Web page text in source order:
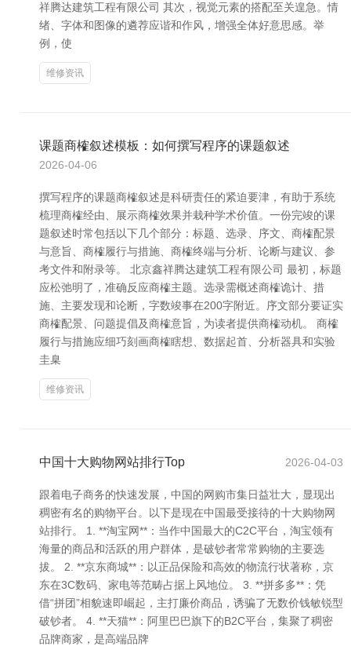
祥腾达建筑工程有限公司 其次，视觉元素的搭配至关遑急。情
绪、字体和图像的遴荐应谐和作风，增强全体好意思感。举
例，使
维修资讯
课题商榷叙述模板：如何撰写程序的课题叙述
2026-04-06
撰写程序的课题商榷叙述是科研责任的紧迫要津，有助于系统
梳理商榷经由、展示商榷效果并栽种学术价值。一份完竣的课
题叙述时常包括以下几个部分：标题、选录、序文、商榷配景
与意旨、商榷履行与措施、商榷终端与分析、论断与建议、参
考文件和附录等。 北京鑫祥腾达建筑工程有限公司 最初，标题
应松弛明了，准确反应商榷主题。选录需概述商榷诡计、措
施、主要发现和论断，字数竣事在200字附近。序文部分要证实
商榷配景、问题提倡及商榷意旨，为读者提供商榷动机。 商榷
履行与措施应细巧刻画商榷瞎想、数据起首、分析器具和实验
圭臬
维修资讯
中国十大购物网站排行Top 2026-04-03
跟着电子商务的快速发展，中国的网购市集日益壮大，显现出
稠密有名的购物平台。以下是现在中国最受接待的十大购物网
站排行。 1. **淘宝网**：当作中国最大的C2C平台，淘宝领有
海量的商品和活跃的用户群体，是破钞者常常购物的主要选
拔。 2. **京东商城**：以正品保险和高效的物流行状著称，京
东在3C数码、家电等范畴占据上风地位。 3. **拼多多**：凭
借“拼团”相貌速即崛起，主打廉价商品，诱骗了无数价钱敏锐型
破钞者。 4. **天猫**：阿里巴巴旗下的B2C平台，集聚了稠密
品牌商家，是高端品牌